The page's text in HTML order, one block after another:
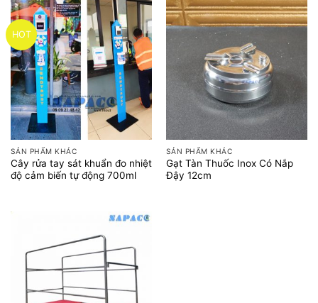
HOT
SẢN PHẨM KHÁC
Cây rửa tay sát khuẩn đo nhiệt
độ cảm biến tự động 700ml
SẢN PHẨM KHÁC
Gạt Tàn Thuốc Inox Có Nắp
Đậy 12cm